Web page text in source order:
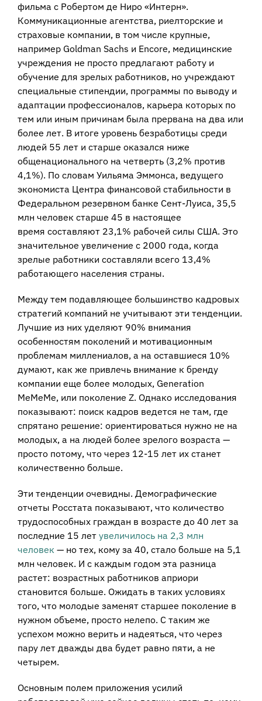
фильма с Робертом де Ниро «Интерн».
Коммуникационные агентства, риелторские и
страховые компании, в том числе крупные,
например Goldman Sachs и Encore, медицинские
учреждения не просто предлагают работу и
обучение для зрелых работников, но учреждают
специальные стипендии, программы по выводу и
адаптации профессионалов, карьера которых по
тем или иным причинам была прервана на два или
более лет. В итоге уровень безработицы среди
людей 55 лет и старше оказался ниже
общенационального на четверть (3,2% против
4,1%). По словам Уильяма Эммонса, ведущего
экономиста Центра финансовой стабильности в
Федеральном резервном банке Сент-Луиса, 35,5
млн человек старше 45 в настоящее
время составляют 23,1% рабочей силы США. Это
значительное увеличение с 2000 года, когда
зрелые работники составляли всего 13,4%
работающего населения страны.
Между тем подавляющее большинство кадровых
стратегий компаний не учитывают эти тенденции.
Лучшие из них уделяют 90% внимания
особенностям поколений и мотивационным
проблемам миллениалов, а на оставшиеся 10%
думают, как же привлечь внимание к бренду
компании еще более молодых, Generation
MeMeMe, или поколение Z. Однако исследования
показывают: поиск кадров ведется не там, где
спрятано решение: ориентироваться нужно не на
молодых, а на людей более зрелого возраста —
просто потому, что через 12-15 лет их станет
количественно больше.
Эти тенденции очевидны. Демографические
отчеты Росстата показывают, что количество
трудоспособных граждан в возрасте до 40 лет за
последние 15 лет увеличилось на 2,3 млн
человек — но тех, кому за 40, стало больше на 5,1
млн человек. И с каждым годом эта разница
растет: возрастных работников априори
становится больше. Ожидать в таких условиях
того, что молодые заменят старшее поколение в
нужном объеме, просто нелепо. С таким же
успехом можно верить и надеяться, что через
пару лет дважды два будет равно пяти, а не
четырем.
Основным полем приложения усилий